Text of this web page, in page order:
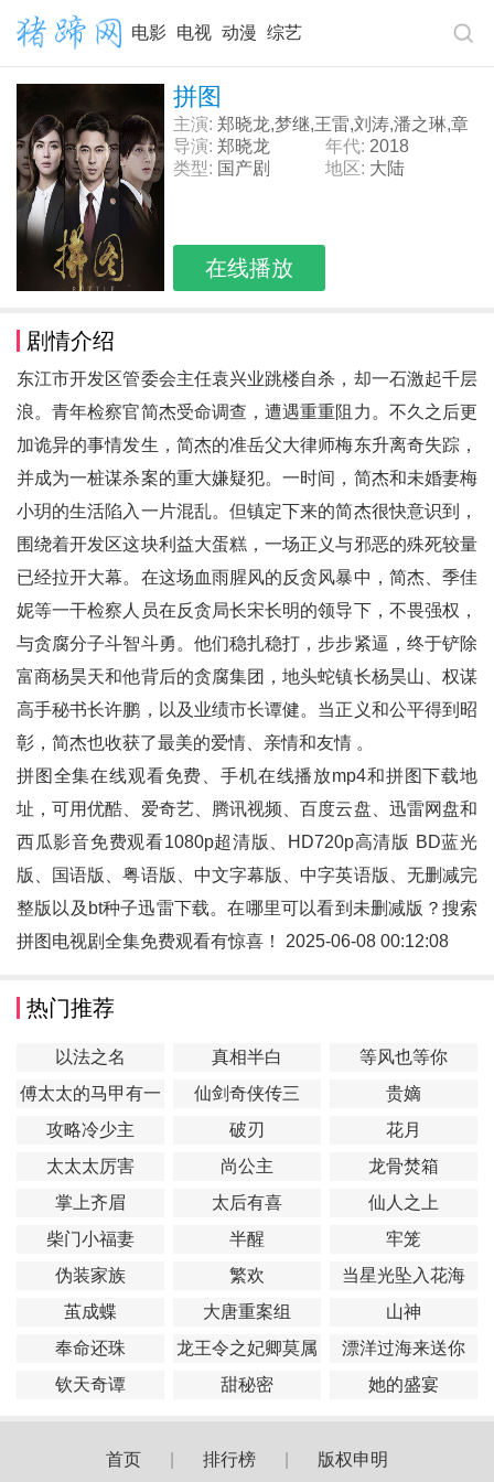
电影 电视 动漫 综艺
拼图
主演: 郑晓龙,梦继,王雷,刘涛,潘之琳,章
申,邵汶,姚安濂,徐梵溪,梁冠华,施京明,
巫刚,王斑,石铁英,奇道,王新军,
导演: 郑晓龙 年代: 2018
类型: 国产剧 地区: 大陆
在线播放
剧情介绍
东江市开发区管委会主任袁兴业跳楼自杀，却一石激起千层
浪。青年检察官简杰受命调查，遭遇重重阻力。不久之后更
加诡异的事情发生，简杰的准岳父大律师梅东升离奇失踪，
并成为一桩谋杀案的重大嫌疑犯。一时间，简杰和未婚妻梅
小玥的生活陷入一片混乱。但镇定下来的简杰很快意识到，
围绕着开发区这块利益大蛋糕，一场正义与邪恶的殊死较量
已经拉开大幕。在这场血雨腥风的反贪风暴中，简杰、季佳
妮等一干检察人员在反贪局长宋长明的领导下，不畏强权，
与贪腐分子斗智斗勇。他们稳扎稳打，步步紧逼，终于铲除
富商杨昊天和他背后的贪腐集团，地头蛇镇长杨昊山、权谋
高手秘书长许鹏，以及业绩市长谭健。当正义和公平得到昭
彰，简杰也收获了最美的爱情、亲情和友情 。
拼图全集在线观看免费、手机在线播放mp4和拼图下载地
址，可用优酷、爱奇艺、腾讯视频、百度云盘、迅雷网盘和
西瓜影音免费观看1080p超清版、HD720p高清版 BD蓝光
版、国语版、粤语版、中文字幕版、中字英语版、无删减完
整版以及bt种子迅雷下载。在哪里可以看到未删减版？搜索
拼图电视剧全集免费观看有惊喜！ 2025-06-08 00:12:08
热门推荐
以法之名 真相半白
等风也等你
傅太太的马甲有一
点多
仙剑奇侠传三
贵嫡
攻略冷少主
破刃
花月
太太太厉害
尚公主
龙骨焚箱
掌上齐眉
太后有喜
仙人之上
柴门小福妻
半醒
牢笼
伪装家族
繁欢
当星光坠入花海
茧成蝶
大唐重案组
山神
奉命还珠
龙王令之妃卿莫属
漂洋过海来送你
钦天奇谭
甜秘密 她的盛宴
首页 排行榜 版权申明